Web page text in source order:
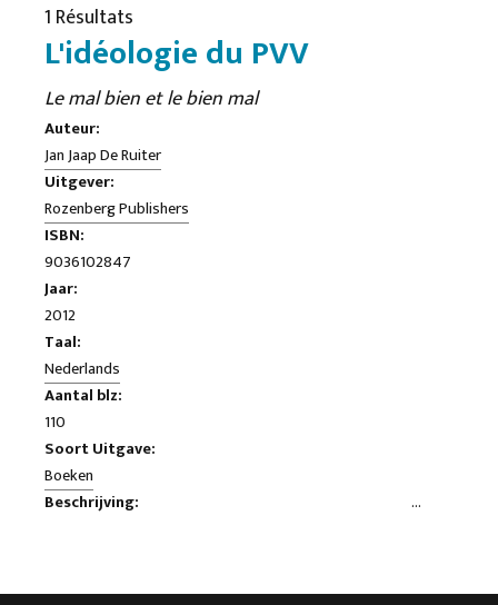
1 Résultats
L'idéologie du PVV
Le mal bien et le bien mal
Auteur:
Jan Jaap De Ruiter
Uitgever:
Rozenberg Publishers
ISBN:
9036102847
Jaar:
2012
Taal:
Nederlands
Aantal blz:
110
Soort Uitgave:
Boeken
Beschrijving: